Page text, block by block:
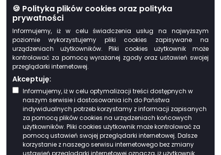
🍪 Polityka plików cookies oraz polityka
prywatności
Informujemy, iż w celu świadczenia usług na najwyższym
poziomie wykorzystujemy pliki cookies zapisywane na
urządzeniach użytkowników. Pliki cookies użytkownik może
kontrolować za pomocą wyrażanej zgody oraz ustawień swojej
przeglądarki internetowej.
Akceptuję:
Informujemy, iż w celu optymalizacji treści dostępnych w
naszym serwisie i dostosowania ich do Państwa
indywidualnych potrzeb korzystamy z informacji zapisanych
za pomocą plików cookies na urządzeniach końcowych
użytkowników. Pliki cookies użytkownik może kontrolować za
pomocą ustawień swojej przeglądarki internetowej. Dalsze
korzystanie z naszego serwisu internetowego bez zmiany
ustawa z dnia 13 września 2013 r. o utrzymaniu
czystości i porządku w gminach (Dz. U. z 2022
r. poz. 2519 z późn. zm.),
UCHWAŁA NR IX/66/2024 RADY GMINY BIAŁA
PODLASKA z dnia 30 grudnia 2024 r. w sprawie
określenia wzoru deklaracji o wysokości
opłaty za gospodarowanie odpadami
komunalnymi składanej przez właściciela
nieruchomości oraz warunków i trybu
składania deklaracji za pomocą środków
komunikacji elektronicznej,
UCHWAŁA NR VIII/50/2024 RADY GMINY BIAŁA
PODLASKA z dnia 26 listopada 2024 r. w
sprawie „Regulaminu utrzymania czystości i
porządku na terenie gminy Biała Podlaska”,